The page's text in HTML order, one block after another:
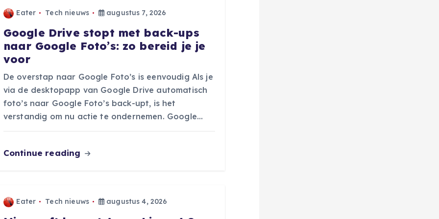
Eater Tech nieuws augustus 7, 2026
Google Drive stopt met back-ups
naar Google Foto’s: zo bereid je je
voor
De overstap naar Google Foto’s is eenvoudig Als je
via de desktopapp van Google Drive automatisch
foto’s naar Google Foto’s back-upt, is het
verstandig om nu actie te ondernemen. Google…
Continue reading
Eater Tech nieuws augustus 4, 2026